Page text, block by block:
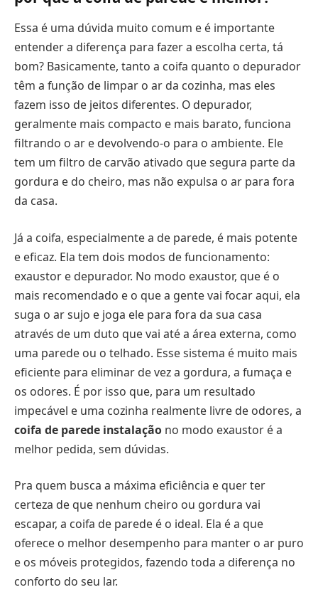
Essa é uma dúvida muito comum e é importante
entender a diferença para fazer a escolha certa, tá
bom? Basicamente, tanto a coifa quanto o depurador
têm a função de limpar o ar da cozinha, mas eles
fazem isso de jeitos diferentes. O depurador,
geralmente mais compacto e mais barato, funciona
filtrando o ar e devolvendo-o para o ambiente. Ele
tem um filtro de carvão ativado que segura parte da
gordura e do cheiro, mas não expulsa o ar para fora
da casa.
Já a coifa, especialmente a de parede, é mais potente
e eficaz. Ela tem dois modos de funcionamento:
exaustor e depurador. No modo exaustor, que é o
mais recomendado e o que a gente vai focar aqui, ela
suga o ar sujo e joga ele para fora da sua casa
através de um duto que vai até a área externa, como
uma parede ou o telhado. Esse sistema é muito mais
eficiente para eliminar de vez a gordura, a fumaça e
os odores. É por isso que, para um resultado
impecável e uma cozinha realmente livre de odores, a
coifa de parede instalação no modo exaustor é a
melhor pedida, sem dúvidas.
Pra quem busca a máxima eficiência e quer ter
certeza de que nenhum cheiro ou gordura vai
escapar, a coifa de parede é o ideal. Ela é a que
oferece o melhor desempenho para manter o ar puro
e os móveis protegidos, fazendo toda a diferença no
conforto do seu lar.